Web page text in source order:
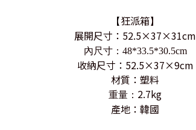
【 狂派箱】
展開尺寸：52.5×37×31cm
內尺寸：48*33.5*30.5cm
收納尺寸：52.5×37×9cm
材質：塑料
重量： 2.7kg
產地：韓國